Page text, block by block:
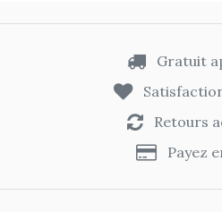
Gratuit
Retours
Payez